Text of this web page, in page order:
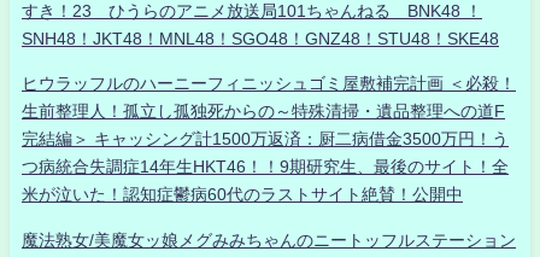
すき！23 ひうらのアニメ放送局101ちゃんねる BNK48 ！
SNH48！JKT48！MNL48！SGO48！GNZ48！STU48！SKE48
ヒウラッフルのハーニーフィニッシュゴミ屋敷補完計画 ＜必殺！
生前整理人！孤立し孤独死からの～特殊清掃・遺品整理への道F
完結編＞ キャッシング計1500万返済：厨二病借金3500万円！う
つ病統合失調症14年生HKT46！！9期研究生、最後のサイト！全
米が泣いた！認知症鬱病60代のラストサイト絶賛！公開中
魔法熟女/美魔女ッ娘メグみみちゃんのニートッフルステーション